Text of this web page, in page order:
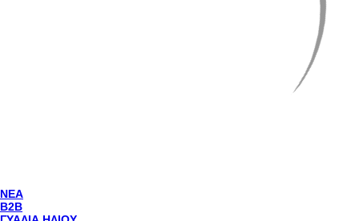
NEA
Β2Β